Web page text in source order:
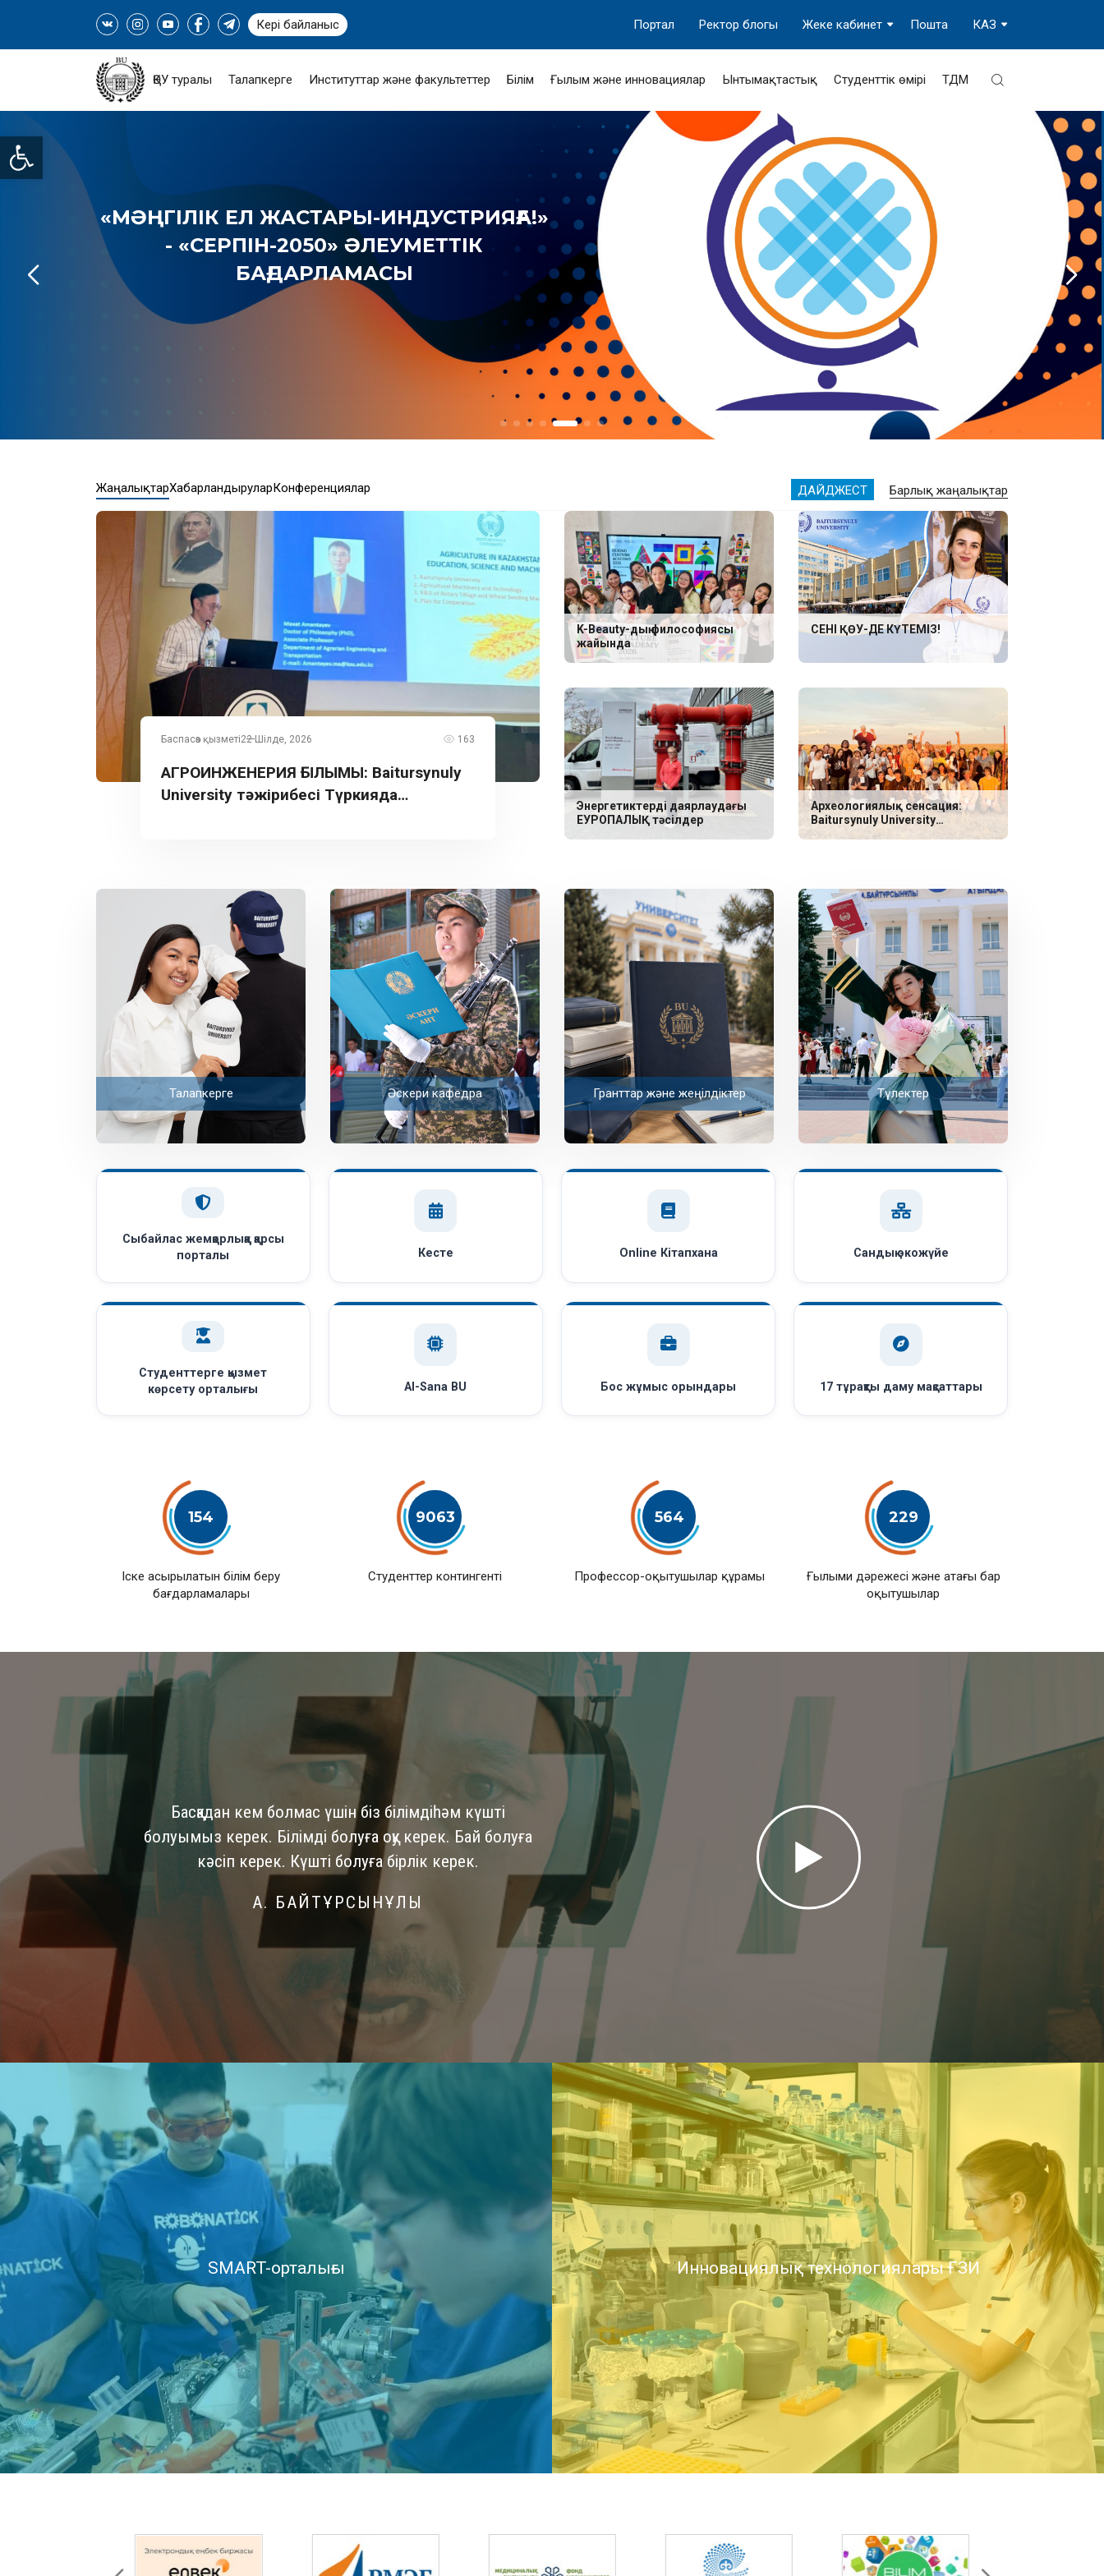
Open toolbar
Кері байланыс КАЗ
Пошта
Жеке кабинет
Ректор блогы
Портал
ҚӨУ туралы Талапкерге Институттар және факультеттер Білім Ғылым және инновациялар Ынтымақтастық Студенттік өмірі ТДМ
«МӘҢГІЛІК ЕЛ ЖАСТАРЫ-ИНДУСТРИЯҒА!»
- «СЕРПІН-2050» ӘЛЕУМЕТТІК
БАҒДАРЛАМАСЫ
ЖаңалықтарХабарландыруларКонференциялар ДАЙДЖЕСТ Барлық жаңалықтар
Баспасөз қызметі22 Шілде, 2026 163
АГРОИНЖЕНЕРИЯ ҒЫЛЫМЫ: Baitursynuly
University тәжірибесі Түркияда
K-Beauty-дың философиясы
жайында
СЕНІ ҚӨУ-ДЕ КҮТЕМІЗ!
Энергетиктерді даярлаудағы
ЕУРОПАЛЫҚ тәсілдер
Археологиялық сенсация:
Baitursynuly University
ғалымдары неолит дәуіріне
Талапкерге Әскери кафедра Гранттар және жеңілдіктер Түлектер
Сыбайлас жемқорлыққа қарсы
порталы
Кесте Online Кітапхана Сандық экожүйе
Студенттерге қызмет
көрсету орталығы
AI-Sana BU Бос жұмыс орындары 17 тұрақты даму мақсаттары
154
Іске асырылатын білім беру
бағдарламалары
9063
Студенттер контингенті
564
Профессор-оқытушылар құрамы
229
Ғылыми дәрежесі және атағы бар
оқытушылар
Басқадан кем болмас үшін біз білімдіһәм күшті
болуымыз керек. Білімді болуға оқу керек. Бай болуға
кәсіп керек. Күшті болуға бірлік керек.
А. БАЙТҰРСЫНҰЛЫ
SMART-орталығы Инновациялық технологиялары ҒЗИ